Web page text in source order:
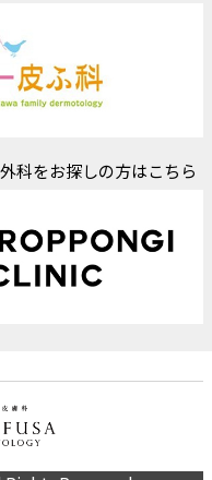
科をお探しの方はこちら